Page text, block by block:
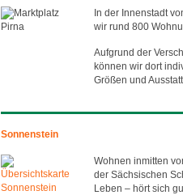
In der Innenstadt
wir rund 800
Aufgrund der
können wir dort
Größen und
Sonnenstein
Wohnen inmitten
der Sächsischen
Leben – hört sich